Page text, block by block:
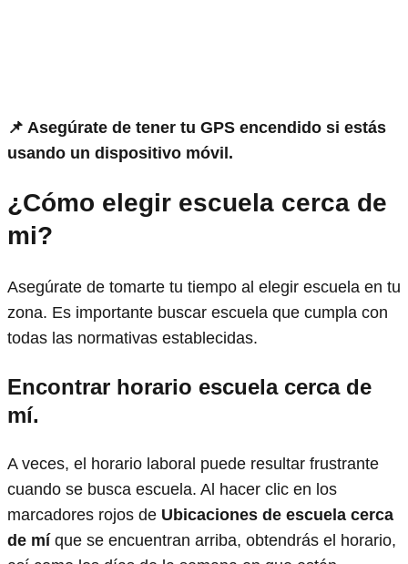
📌 Asegúrate de tener tu GPS encendido si estás
usando un dispositivo móvil.
¿Cómo elegir escuela cerca de
mi?
Asegúrate de tomarte tu tiempo al elegir escuela en tu
zona. Es importante buscar escuela que cumpla con
todas las normativas establecidas.
Encontrar horario escuelacerca de
mí.
A veces, el horario laboral puede resultar frustrante
cuando se busca escuela. Al hacer clic en los
marcadores rojos de Ubicaciones de escuela cerca
de mí que se encuentran arriba, obtendrás el horario,